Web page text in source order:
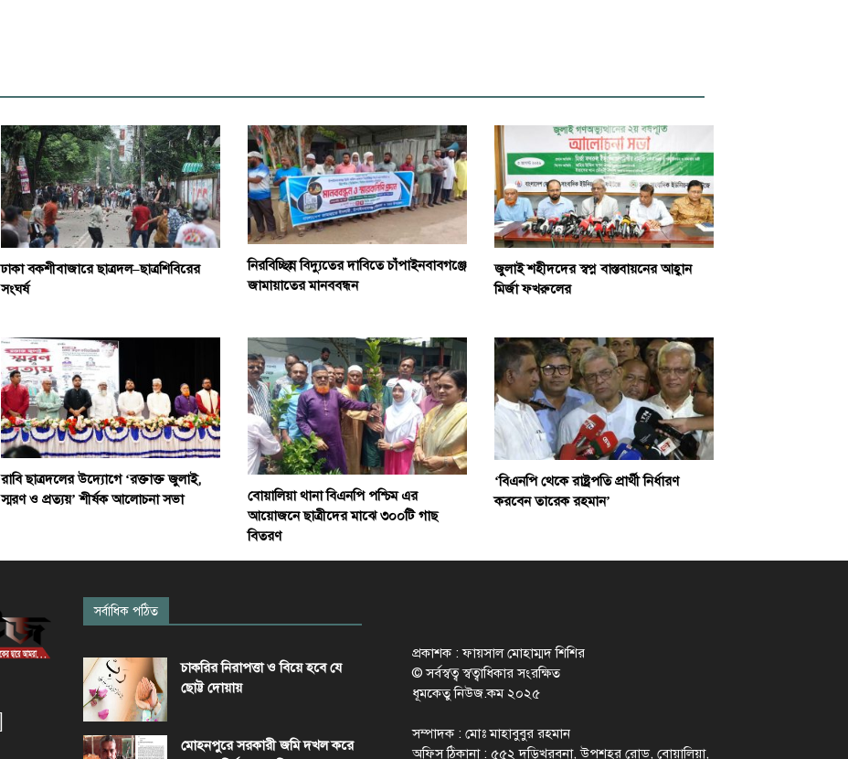
ঢাকা বকশীবাজারে ছাত্রদল–ছাত্রশিবিরের
সংঘর্ষ
নিরবিচ্ছিন্ন বিদ্যুতের দাবিতে চাঁপাইনবাবগঞ্জে
জামায়াতের মানববন্ধন
জুলাই শহীদদের স্বপ্ন বাস্তবায়নের আহ্বান
মির্জা ফখরুলের
রাবি ছাত্রদলের উদ্যোগে ‘রক্তাক্ত জুলাই,
স্মরণ ও প্রত্যয়’ শীর্ষক আলোচনা সভা
বোয়ালিয়া থানা বিএনপি পশ্চিম এর
আয়োজনে ছাত্রীদের মাঝে ৩০০টি গাছ
বিতরণ
‘বিএনপি থেকে রাষ্ট্রপতি প্রার্থী নির্ধারণ
করবেন তারেক রহমান’
সর্বাধিক পঠিত
চাকরির নিরাপত্তা ও বিয়ে হবে যে
ছোট্ট দোয়ায়
মোহনপুরে সরকারী জমি দখল করে
প্রকাশক : ফায়সাল মোহাম্মদ শিশির
© সর্বস্বত্ব স্বত্বাধিকার সংরক্ষিত
ধূমকেতু নিউজ.কম ২০২৫
সম্পাদক : মোঃ মাহাবুবুর রহমান
অফিস ঠিকানা : ৫৫২ দড়িখরবনা, উপশহর রোড, বোয়ালিয়া,